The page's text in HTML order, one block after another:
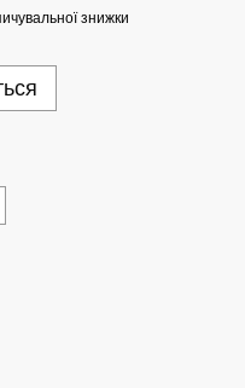
знижки